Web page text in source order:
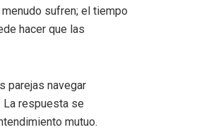
sufren; el tiempo
hacer que las
parejas navegar
respuesta se
mutuo.